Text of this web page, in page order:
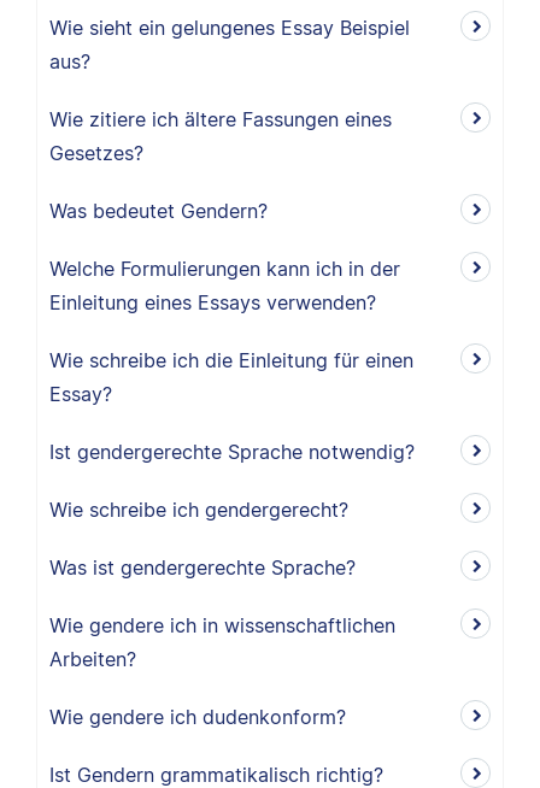
Wie sieht ein gelungenes Essay Beispiel
aus?
Wie zitiere ich ältere Fassungen eines
Gesetzes?
Was bedeutet Gendern?
Welche Formulierungen kann ich in der
Einleitung eines Essays verwenden?
Wie schreibe ich die Einleitung für einen
Essay?
Ist gendergerechte Sprache notwendig?
Wie schreibe ich gendergerecht?
Was ist gendergerechte Sprache?
Wie gendere ich in wissenschaftlichen
Arbeiten?
Wie gendere ich dudenkonform?
Ist Gendern grammatikalisch richtig?